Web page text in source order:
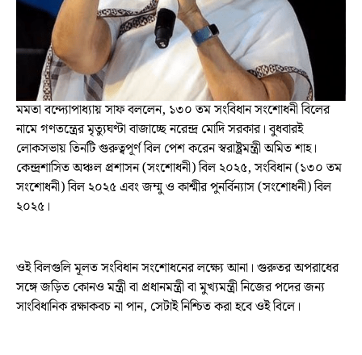
মমতা বন্দ্যোপাধ্যায় সাফ বললেন, ১৩০ তম সংবিধান সংশোধনী বিলের
নামে গণতন্ত্রের মৃত্যুঘণ্টা বাজাচ্ছে নরেন্দ্র মোদি সরকার। বুধবারই
লোকসভায় তিনটি গুরুত্বপূর্ণ বিল পেশ করেন স্বরাষ্ট্রমন্ত্রী অমিত শাহ।
কেন্দ্রশাসিত অঞ্চল প্রশাসন (সংশোধনী) বিল ২০২৫, সংবিধান (১৩০ তম
সংশোধনী) বিল ২০২৫ এবং জম্মু ও কাশ্মীর পুনর্বিন্যাস (সংশোধনী) বিল
২০২৫।
ওই বিলগুলি মূলত সংবিধান সংশোধনের লক্ষ্যে আনা। গুরুতর অপরাধের
সঙ্গে জড়িত কোনও মন্ত্রী বা প্রধানমন্ত্রী বা মুখ্যমন্ত্রী নিজের পদের জন্য
সাংবিধানিক রক্ষাকবচ না পান, সেটাই নিশ্চিত করা হবে ওই বিলে।